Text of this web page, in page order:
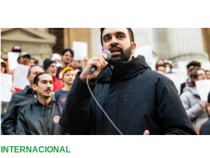
INTERNACIONAL